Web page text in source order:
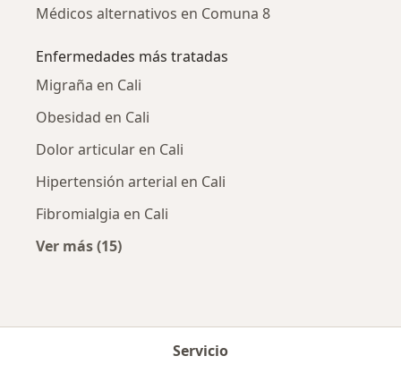
Médicos alternativos en Comuna 8
Enfermedades más tratadas
Migraña en Cali
Obesidad en Cali
Dolor articular en Cali
Hipertensión arterial en Cali
Fibromialgia en Cali
Ver más (15)
Servicio